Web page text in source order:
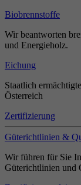
Biobrennstoffe
Wir beantworten
und Energieholz.
Eichung
Staatlich
Österreich
Zertifizierung
Güterichtlinien &
Wir führen für Sie
Güterichtlinien und